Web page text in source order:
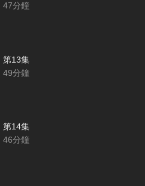
47分鐘
第13集
49分鐘
第14集
46分鐘